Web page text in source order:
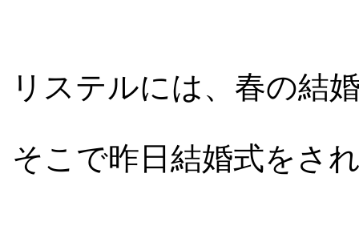
リステルには、春の結
そこで昨日結婚式をさ